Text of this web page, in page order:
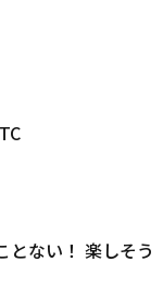
とない！ 楽しそう